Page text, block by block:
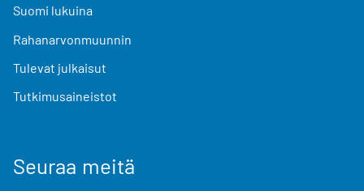
Suomi lukuina
Rahanarvonmuunnin
Tulevat julkaisut
Tutkimusaineistot
Seuraa meitä